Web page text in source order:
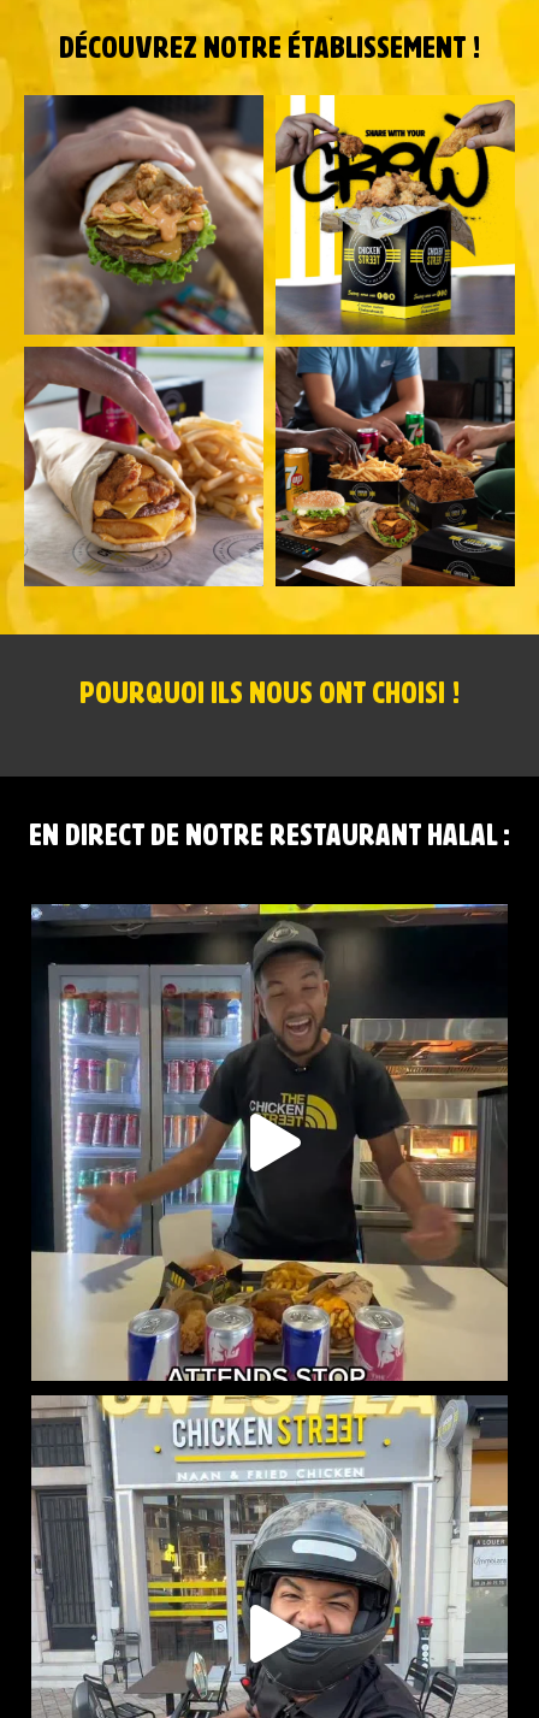
DÉCOUVREZ NOTRE ÉTABLISSEMENT !
POURQUOI ILS NOUS ONT CHOISI !
EN DIRECT DE NOTRE RESTAURANT HALAL :
RED BULL PÊCHE BLANCHE ET CLASSIQUE DISPONIBLES...
48 1
CHICKEN STREET LENS EST LÀ
12 Place...
44 37